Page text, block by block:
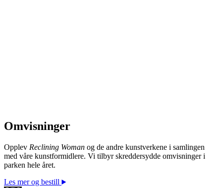
© Fernando Botero / BONO. Foto: © Ivar Kvaal
Omvisninger
Opplev Reclining Woman og de andre kunstverkene i samlingen
med våre kunstformidlere. Vi tilbyr skreddersydde omvisninger i
parken hele året.
Les mer og bestill